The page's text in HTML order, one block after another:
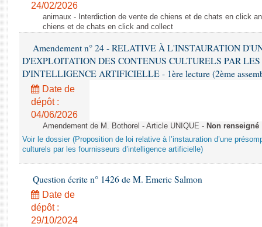
Comptes rendus des débats
24/02/2026
animaux - Interdiction de vente de chiens et de chats en click
chiens et de chats en click and collect
Amendement n° 24 - RELATIVE À L'INSTAURATION
D'EXPLOITATION DES CONTENUS CULTURELS PAR LES
D'INTELLIGENCE ARTIFICIELLE - 1ère lecture (2ème
Date de
dépôt :
04/06/2026
Amendement de M. Bothorel - Article UNIQUE - Non renseigné
Voir le dossier (Proposition de loi relative à l’instauration d’une
culturels par les fournisseurs d’intelligence artificielle)
Question écrite n° 1426 de M. Emeric Salmon
Date de
dépôt :
29/10/2024